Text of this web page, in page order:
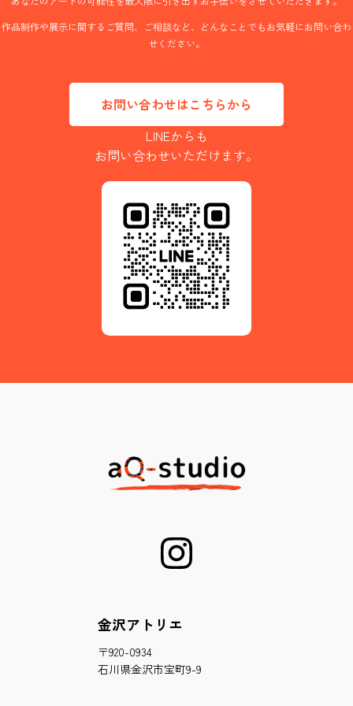
作品制作や展示に関するご質問、ご相談など、どんなことでもお気軽にお問い合わ
せください。
お問い合わせはこちらから
LINEからも
お問い合わせいただけます。
金沢アトリエ
〒920-0934
石川県金沢市宝町9-9